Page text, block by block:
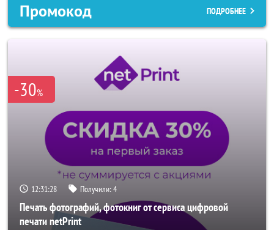
Промокод ПОДРОБНЕЕ
-30%
12:31:26 Получили:4
Печать фотографий, фотокниг от сервиса цифровой
печати netPrint